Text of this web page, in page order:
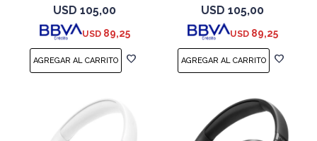
USD 105,00
USD 89,25
USD 105,00
USD 89,25